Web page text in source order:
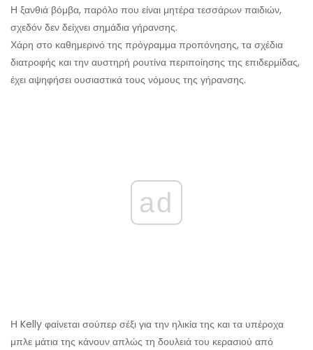
Η ξανθιά βόμβα, παρόλο που είναι μητέρα τεσσάρων παιδιών,
σχεδόν δεν δείχνει σημάδια γήρανσης.
Χάρη στο καθημερινό της πρόγραμμα προπόνησης, τα σχέδια
διατροφής και την αυστηρή ρουτίνα περιποίησης της επιδερμίδας,
έχει αψηφήσει ουσιαστικά τους νόμους της γήρανσης.
ad
Η Kelly φαίνεται σούπερ σέξι για την ηλικία της και τα υπέροχα
μπλε μάτια της κάνουν απλώς τη δουλειά του κερασιού από